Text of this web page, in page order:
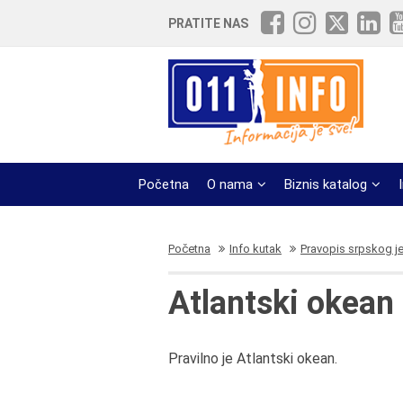
PRATITE NAS
Početna O nama Biznis katalog
Početna Info kutak Pravopis srpskog
Atlantski
Pravilno je Atlantski okean.